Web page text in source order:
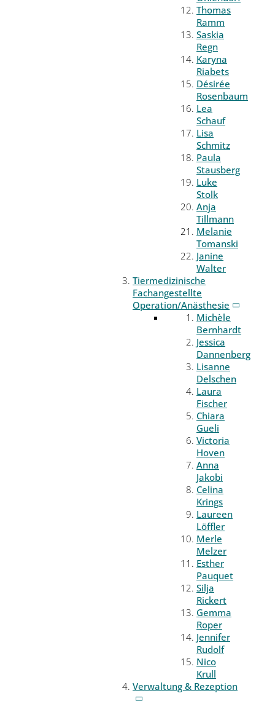
Thomas
Ramm
Saskia
Regn
Karyna
Riabets
Désirée
Rosenbaum
Lea
Schauf
Lisa
Schmitz
Paula
Stausberg
Luke
Stolk
Anja
Tillmann
Melanie
Tomanski
Janine
Walter
Tiermedizinische
Fachangestellte
Operation/Anästhesie
Michèle
Bernhardt
Jessica
Dannenberg
Lisanne
Delschen
Laura
Fischer
Chiara
Gueli
Victoria
Hoven
Anna
Jakobi
Celina
Krings
Laureen
Löffler
Merle
Melzer
Esther
Pauquet
Silja
Rickert
Gemma
Roper
Jennifer
Rudolf
Nico
Krull
Verwaltung & Rezeption